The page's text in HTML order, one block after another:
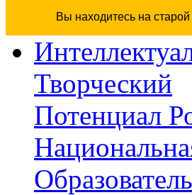
Вы находитесь на
Творческий
Потенциал